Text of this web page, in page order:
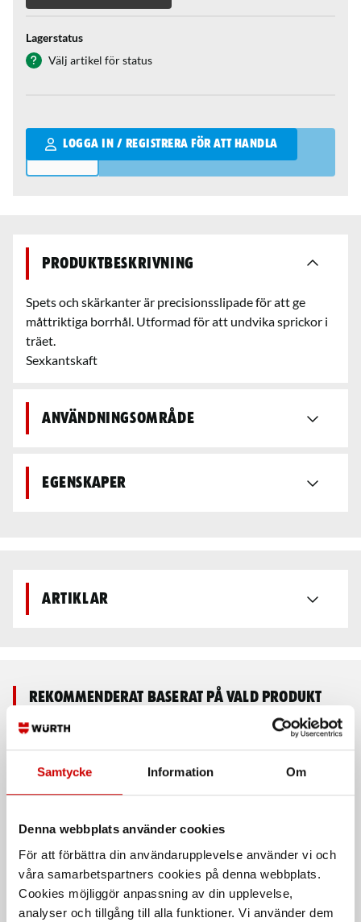
Samtycke Information Om
Denna webbplats använder cookies
För att förbättra din användarupplevelse använder vi och
våra samarbetspartners cookies på denna webbplats.
Cookies möjliggör anpassning av din upplevelse,
analyser och tillgång till alla funktioner. Vi använder dem
Lagerstatus
Välj artikel för status
LOGGA IN / REGISTRERA FÖR ATT HANDLA
Qantity
Produktbeskrivning
Spets och skärkanter är precisionsslipade för att ge
måttriktiga borrhål. Utformad för att undvika sprickor i
träet.
Sexkantskaft
Användningsområde
Egenskaper
Artiklar
Rekommenderat baserat på vald produkt
Centrumborr Centrumborrset